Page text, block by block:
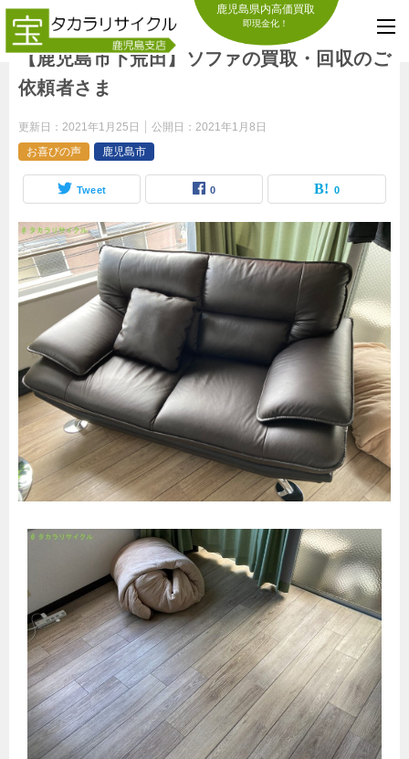
鹿児島県内高価買取
即現金化！
【鹿児島市下荒田】ソファの買取・回収のご
依頼者さま
更新日： 2021年1月25日 公開日： 2021年1月8日
お喜びの声
鹿児島市
Tweet 0 0